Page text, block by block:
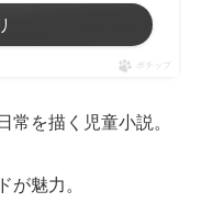
ポチップ
常を描く児童小説。
が魅力。